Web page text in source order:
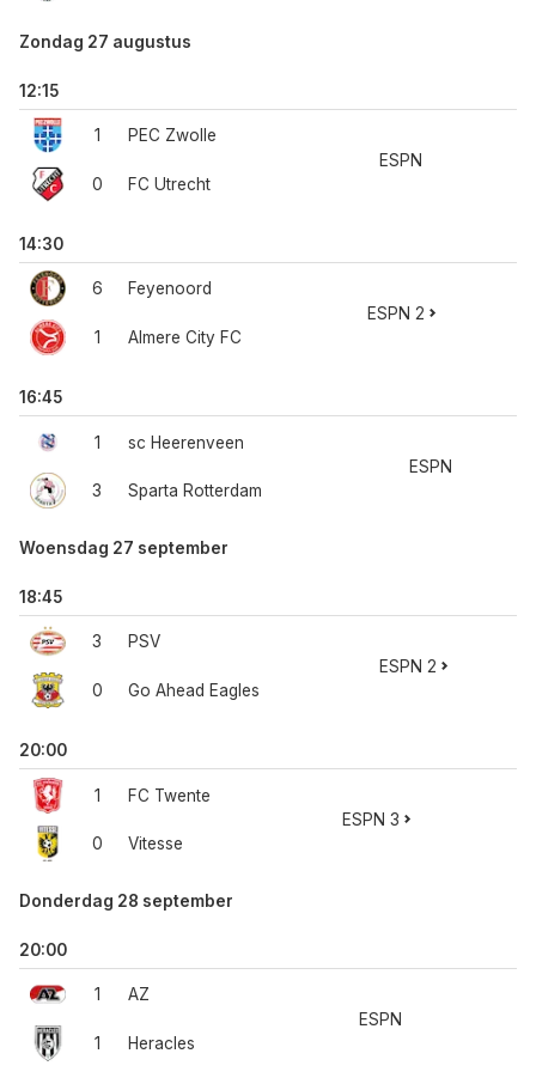
Zondag 27 augustus
12:15
1
0
PEC Zwolle
FC Utrecht
ESPN
14:30
6
1
Feyenoord
Almere City FC
ESPN 2
16:45
1
3
sc Heerenveen
Sparta Rotterdam
ESPN
Woensdag 27 september
18:45
3
0
PSV
Go Ahead Eagles
ESPN 2
20:00
1
0
FC Twente
Vitesse
ESPN 3
Donderdag 28 september
20:00
1
1
AZ
Heracles
ESPN